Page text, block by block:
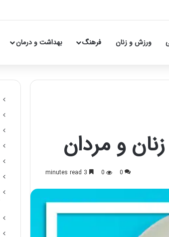
ورزش و زنان فرهنگ بهداشت و درمان
و مردان
0
0